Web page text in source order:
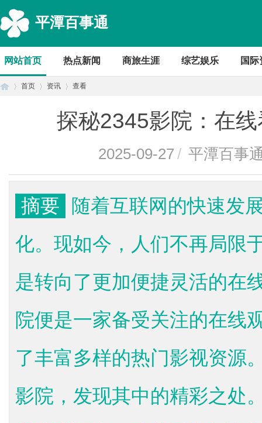
平潭百事通
网站首页 热点新闻 商旅生涯 综艺娱乐 国际
首页 资讯 查看
探秘2345影院：在
2025-09-27 / 平潭百事
摘要
随着互联网的快速发
化。现如今，人们不再局限
是转向了更加便捷灵活的在
院便是一家备受关注的在线
了丰富多样的热门影视资源
影院，发现其中的精彩之处